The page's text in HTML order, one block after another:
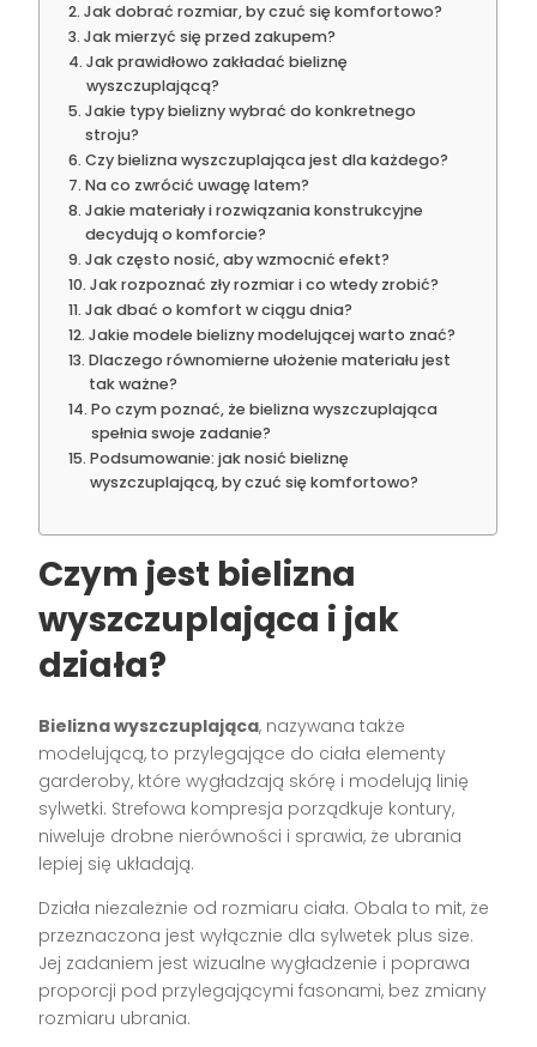
Jak dobrać rozmiar, by czuć się komfortowo?
Jak mierzyć się przed zakupem?
Jak prawidłowo zakładać bieliznę
wyszczuplającą?
Jakie typy bielizny wybrać do konkretnego
stroju?
Czy bielizna wyszczuplająca jest dla każdego?
Na co zwrócić uwagę latem?
Jakie materiały i rozwiązania konstrukcyjne
decydują o komforcie?
Jak często nosić, aby wzmocnić efekt?
Jak rozpoznać zły rozmiar i co wtedy zrobić?
Jak dbać o komfort w ciągu dnia?
Jakie modele bielizny modelującej warto znać?
Dlaczego równomierne ułożenie materiału jest
tak ważne?
Po czym poznać, że bielizna wyszczuplająca
spełnia swoje zadanie?
Podsumowanie: jak nosić bieliznę
wyszczuplającą, by czuć się komfortowo?
Czym jest bielizna
wyszczuplająca i jak
działa?
Bielizna wyszczuplająca, nazywana także
modelującą, to przylegające do ciała elementy
garderoby, które wygładzają skórę i modelują linię
sylwetki. Strefowa kompresja porządkuje kontury,
niweluje drobne nierówności i sprawia, że ubrania
lepiej się układają.
Działa niezależnie od rozmiaru ciała. Obala to mit, że
przeznaczona jest wyłącznie dla sylwetek plus size.
Jej zadaniem jest wizualne wygładzenie i poprawa
proporcji pod przylegającymi fasonami, bez zmiany
rozmiaru ubrania.